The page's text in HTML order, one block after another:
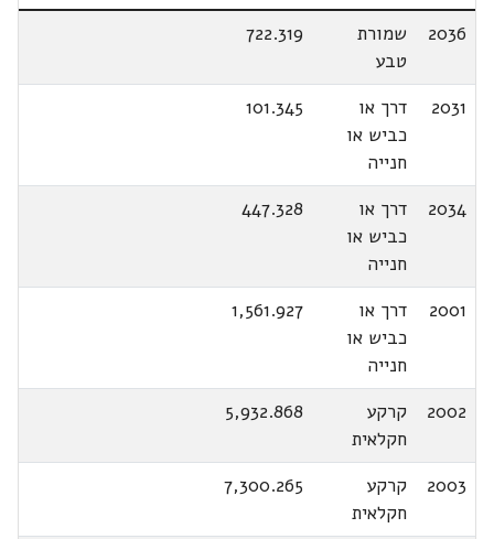
2036
שמורת
טבע
722.319
2031
דרך או
כביש או
חנייה
101.345
2034
דרך או
כביש או
חנייה
447.328
2001
דרך או
כביש או
חנייה
1,561.927
2002
קרקע
חקלאית
5,932.868
2003
קרקע
חקלאית
7,300.265